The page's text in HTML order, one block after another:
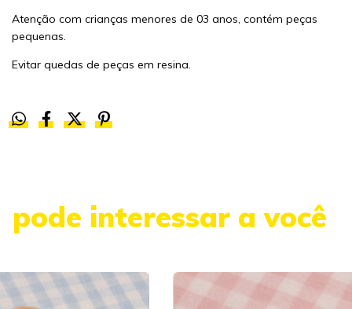
Atenção com crianças menores de 03 anos, contém peças
pequenas.
Evitar quedas de peças em resina.
pode interessar a você